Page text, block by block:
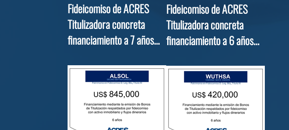
Fideicomiso de ACRES
Titulizadora concreta
financiamiento a 7 años
Fideicomiso de ACRES
Titulizadora concreta
financiamiento a 6 años